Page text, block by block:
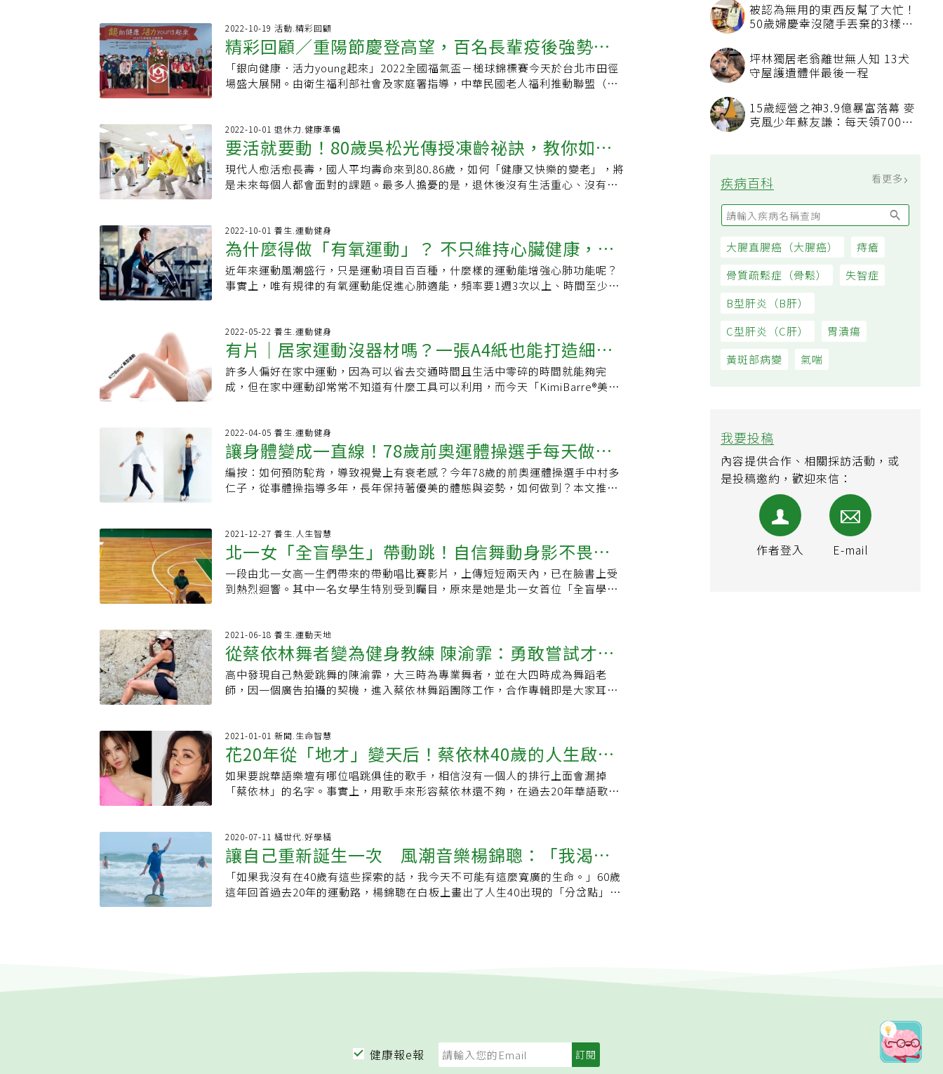
被認為無用的東西反幫了大忙！
50歲婦慶幸沒隨手丟棄的3樣物
坪林獨居老翁離世無人知 13犬
守屋護遺體伴最後一程
15歲經營之神3.9億暴富落幕 麥
克風少年蘇友謙：每天領700元
疾病百科 看更多
大腸直腸癌（大腸癌）
痔瘡
骨質疏鬆症（骨鬆）
失智症
B型肝炎（B肝）
C型肝炎（C肝）
胃潰瘍
黃斑部病變
氣喘
我要投稿
內容提供合作、相關採訪活動，或
是投稿邀約，歡迎來信：
作者登入 E-mail
動，產生自在快樂的氣氛，也開始感染了其他的人。主要照顧者看見了病童舞動
時的笑容與自在的肢體，心中的壓力放鬆許多，有時會靜靜地欣賞著，有時還會
跟病童一起共舞，他們看見了彼此此時此刻的笑容，明明剛剛還在因吃藥而互相
生氣中。有時孩子舞動時，醫生、護理長或護理人員剛好進來，也都會先欣賞一
賣力更起勁，好像他們站在同一陣線上做一樣的事，因為看見了不一樣的彼此，
共同創造了短暫共舞的片刻。舞蹈動作治療師在醫院陪伴孩子一定都在跳舞嗎？
其實也不一定，我們常常也都只是陪伴孩子感受當下的身體，給予回應。當孩子
麻藥還沒完全退時，大家的反應都不太一樣，有的會像喝醉酒想要吐，治療師就
會輕撫病童的背部，慢慢的調整呼吸，吸與吐之間也有肢體的律動，有的孩子躺
有時還會像實況轉播員一樣，現場轉述醫療行為進行到哪裡，因為有的孩子不敢
看又想了解。舞蹈動作治療師在醫院總是在想著，如何讓病童改變焦慮不安擔心
的心情，即便只是短短片刻的快樂也是極為珍貴。在小小的空間（病床）創造大
大的舞台，是舞蹈動作治療師的夢想。責任編輯：吳依凡
金會成立卅周年，更是追憶與感恩的音樂之旅。歡迎所有喜愛音樂的朋友參加，
無論您是否曾認識過張昭鼎先生，都歡迎您前來共同欣賞，享受愉快的秋日午
後。●【奉獻．懷念】張昭鼎紀念基金會成立卅週年紀念音樂會時間：9月17日
14：30開場地點：國立新竹高中演藝廳索票方式1.現場索票：國立新竹高中警衛
室2.來信索票：cctmf1994@gmail.com
奏揭開序幕，並由獲得傳藝金曲獎的三個人樂團演唱台灣民謠《土地與愛的連
結》，以及獲得韓國首爾國際舞蹈比賽特別獎的希舞集聚舞蹈劇場帶來舞蹈、人
聲演唱與大提琴演奏的跨域結合。壓軸則是邀請榮獲金曲獎特別貢獻獎的台灣股
王黃瑞豐、鋼琴家蔡佩真、Bass演奏家金木義則的爵士古典三重奏，加上長笛林
《Desafio》，超洗腦的重節拍曲風，讓人一聽就忍不住手舞足蹈。而舞步總共五
種是由潘若迪老師編排。有別於一般運動，五種舞步的動作簡單並不難，任何人
都能跟著跳！全部舞步在影片中會重複三遍，不用擔心學不起來。而且有潘若迪
老師和六位教練們陪伴你一起跳，氣氛熱鬧歡樂，讓人感到有趣又開心，一個人
做運動不再感到無聊枯燥。有氧舞蹈能夠快速燃燒脂肪、強化心肺功能，不管你
惱人的贅肉！原始影片潘若迪_Funky Dance YT潘若迪_Funky Dance FB潘若迪
_Funky Dance IG延伸閱讀股四頭肌這樣鍛鍊，讓妳瘦下半身又勻稱結實減肥中
朋友卻相揪聚餐？營養師教你掌握這四點放心吃！｢有肌勵｣是女性專屬健身夥
伴，提供健身資訊、健康方法，更提供滿滿的鼓勵和正能量，給女性肌力，也給
https://www.instagram.com/udnGpower社團：女性專屬|健身的我超美
2022-10-19 活動.精彩回顧
精彩回顧／重陽節慶登高望，百名長輩疫後強勢回
歸
「銀向健康．活力young起來」2022全國福氣盃－槌球錦標賽今天於台北市田徑
場盛大展開。由衛生福利部社會及家庭署指導，中華民國老人福利推動聯盟（老
「創意走秀」，包含來自屏東的黑鮪魚元素，台東、花蓮的原住民舞蹈及新竹的
客家歌曲等多項特色演出，一展不同地區的特色民俗與文化風華，現場共計420人
齊聚球場，不只切磋球技，更不畏風雨為舞台展現疫情後最活耀的長青元氣。老
盟理事長吳清同表示，活動因疫情歷經一年停擺，今天終於再度繼2020全國福氣
盃賽後，重新將專屬高齡長者的一大運動盛事搬回舞台。更特別邀請新北市永和
氣蓬勃，不僅有25位80歲以上的資深銀髮球員齊聚一堂，還有４位錦標賽的銀髮
活力大使，分別為來自新北的林招財(95歲)、王慶雲(92歲)、宜蘭的張添丁(94歲)
以及南投的謝宗熙(90歲)，受邀與現場的嘉賓們一同以推擊槌球的方式揭開活動
的序幕。擔任開幕致詞貴賓，也是衛生福利部社會及家庭署副署長李臨鳳說，長
更帶出老盟與衛生福利部共同舉辦活動的初衷，亦即期望在快速進入超高齡的台
灣社會中，可以藉由此活動，透過「肌力、智力、美力」的競技與交流，讓長輩
可以擁有伸展的舞台以及自由揮灑的第二青春；現場嘉賓立委吳玉琴、臺北市體
育局副局長蔡培林也指出，大家應朝向「活躍老化、延緩失能」的目標共同努
力，將台灣打造為一個活躍老化、高齡友善的好所在。
2022-10-01 退休力.健康準備
要活就要動！80歲吳松光傳授凍齡祕訣，教你如何
健康又快樂的變老
現代人愈活愈長壽，國人平均壽命來到80.86歲，如何「健康又快樂的變老」，將
是未來每個人都會面對的課題。最多人擔憂的是，退休後沒有生活重心、沒有運
收穫了在國際舞蹈年會的經驗，讓人生下半場更添光彩。70歲學「動身體」 10年
不中斷退休將近25年的吳松光，精神奕奕的神情，看不出來已是80歲的年紀，每
周固定健行、上律動課、到菜園中整理農務，行程堪比上班族還忙碌。許多人問
他為何能看起來如此神采飛揚，他都會開心笑說，70歲第一次到雲門教室上課，
開啟他人生新的一頁。吳松光分享，70歲後有感於身體慢慢變老，平時在朋友的
什麼叫「動身體」，包括伸展、有氧、核心、呼吸、平衡等基礎運動。他坦言，
以前根本沒有活動身體的意識，多半是健走、登山的局部活動，在上課後才了解
到將身體打開的感覺，透過課程中的活動設計，真正的運動到全身肌群，上完課
後感受到身心舒暢，肌力也有明顯改善，更能自信的展現肢體。也因此，他已經
生，更讓他在國際舞台上留下美好回憶。透過雲門教室，2018年吳松光與其他4
位平均年齡逾70歲的學員和15位青少年，一起登上在澳洲舉辦的國際舞蹈年會，
透過舞蹈律動，不僅收穫了健康，更為心靈帶來充實的養分。「要活就要動，我
會持續舞動身體」，對80歲的吳松光來說，律動已經是每天生活不可或缺的一部
分，讓他從中找到身心空間的平衡。你也想為自己的身體，找到最舒服的運動方
2022-10-01 養生.運動健身
為什麼得做「有氧運動」？ 不只維持心臟健康，還
有這些好處
近年來運動風潮盛行，只是運動項目百百種，什麼樣的運動能增強心肺功能呢？
事實上，唯有規律的有氧運動能促進心肺適能，頻率要1週3次以上、時間至少30
其他2種運動最大差異在於，心跳會加快鍛鍊到心肺功能，同時促進血液循環。加
上有氧運動時會喘代表氧氣輸送量多，可增強心、肺、血管功能。對於本來沒有
運動習慣的民眾，剛開始運動時總覺得上氣不接下氣，甚至懷疑自己是不是心肺
功能有問題。聯安預防醫學機構心臟血管內科主任施奕仲醫師建議，若有疑慮可
以先去釐清自己的心肺狀況，心臟、肺臟功能都有1套標準化檢查，包含以下項
心血管功能是有效率的。▸肺功能檢查：了解肺臟通氣換氣功能、以及肺泡氧氣與
二氧化碳的交換功能。運動需要漸進式！ 如何評估運動強度？藉由上述心肺檢查
後就可以評估個人「最大攝氧量」，若檢查數值沒問題的話，就別再有藉口說自
己無法運動！施奕仲建議，可採取漸進式增加運動時間和運動強度，提升自己的
據國健署的運動指引，想改善心肺耐力，運動時心跳率應達最大心跳率 60 ％以
上，達到稍微流汗並自覺有點喘又不會太喘的狀態。施奕仲提供民眾可以簡易預
估最大心跳率的方法，即是使用公式：「220－年齡」來計算。例如 70 歲就是
（220−70） =150次／每分鐘；20 歲者就是（220−20） = 200次／每分鐘。得出
的數值就是最大運動心率速，再來選擇以下強度進行換算。▸低強度：代表達到
心跳率為 200 次／每分鐘，嘗試中強度運動時心跳至少每分鐘 120 下才算是有運
動到，千萬別以為在公園散步3小時就是運動，因為散步並不會加快心跳，建議選
擇像是慢跑、騎腳踏車、游泳、有氧舞蹈等運動。有氧運動3大原則 適量持續才
有益健康有氧運動對心肺功能、心血管疾病有一定的幫助。民眾進行有氧運動
慢增加時間，從慢跑5分鐘加長到15分鐘，最後再到30分鐘，若能跑超過30分
鐘，再將跑的速度加快，增加運動強度。有氧運動對血管僵硬的問題也有改善，
提醒有三高、曾裝過支架的民眾，更要訓練心肺能力，除非已經是高齡75歲以
上、本身有心臟衰竭病史，在劇烈有氧運動下確實有風險。另外，運動過猶不
及，時間適當就好不要太長，像是耐力型訓練跑馬拉松反而對健康有害。若進行
2022-05-22 養生.運動健身
有片｜居家運動沒器材嗎？一張A4紙也能打造細
腿！
許多人偏好在家中運動，因為可以省去交通時間且生活中零碎的時間就能夠完
成，但在家中運動卻常常不知道有什麼工具可以利用，而今天「KimiBarre®美型
組只需要兩分鐘，卻讓KIMIKO老師直言大家會撐不完兩分鐘，一起來看看今天
的運動怎麼做吧！首先拿出一張人人的有的Ａ4紙，準備一張椅子後坐下，將A4
紙夾在膝蓋內側後，夾屁股，縮肚子！要注意過度頂腰會造成肋骨外開和聳肩，
確認動作沒錯後將身體前傾，記得口訣：「肚子再吸，屁股再夾！」這個口訣可
以讓你超有感打造纖細美腿。這個美型運動沒有大家想像中簡單，動作一定要正
師學習，一起撐兩分鐘！另外還有兩組同樣精實的居家美型運動，一起點開影片
動起來。想了解更多關於美型運動的動作嗎？快上「有肌勵」與「KimiBarre」粉
絲專頁按讚追蹤，一起居家雕塑線條，打造纖細美腿！關於《KimiBarre®美型運
動》能輕鬆跨出舞蹈般的平衡穩定，才是真正的日常美型。KimiBarre®是專在小
每天抬頭挺胸！超有效率！10分鐘燃脂訓練擁有完美體態｢有肌勵｣是女性專屬健
身夥伴，提供健身資訊、健康方法，更提供滿滿的鼓勵和正能量，給女性肌力，
也給女性激勵，讓姐妹們的健身路上，不孤單！YT：有肌勵
https://pse.is/UYA9XFb：https://www.facebook.com/udnGpowerIG：
https://www.instagram.com/udnGpower社團：女性專屬|健身的我超美
2022-04-05 養生.運動健身
讓身體變成一直線！78歲前奧運體操選手每天做這
個動作預防骨幹變老
編按：如何預防駝背，導致視覺上有衰老感？今年78歲的前奧運體操選手中村多
仁子，從事體操指導多年，長年保持著優美的體態與姿勢，如何做到？本文推薦
以避免，骨骼與肌肉也會因此產生變化，因此如果沒有特別在日常生活中留意姿
勢，骨幹就很容易隨著年紀逐漸而衰老，整個人也容易看起來缺乏精神。那麼，
她是如何留意保養自己的體態？中村多仁子說，首先每天早上她起床之後，會先
在床上，一邊深呼吸，一邊緩緩地伸展雙手雙腳，並轉動腰背部位，讓筋骨經過
一晚的睡眠後得以活絡。「30歲多的時候我開始練瑜珈，也學習呼吸法和冥想。
態，短則20分鐘、長則進行一小時。」不少瑜珈動作強調意識骨盆底肌，並配合
呼吸進行，在做動作的時候，一邊呼吸提肛縮小腹，想像內臟往上提拉的感覺。
由於骨盆底肌連接著腹肌與背肌，若可以改善它的歪斜或鬆弛，就可以讓小腹收
緊、減少駝背的現象。生活中時時留意腰腹背狀態 養成端正姿勢的習慣此外，中
常生活中會做的動作所佔的時間和頻率更高，所以若能多加注意，就能看到明顯
效果。像是在廚房做菜、掃除，或是拿取物品的時候，如果可以留意小腹有沒有
突出或是有沒有駝背，久而久之，就能養成保持端正姿勢的習慣。她也分享，在
做家事的空檔，會隨時做一些簡單上的動作舒展筋骨：像是兩手在背後交握後往
上拉抬，這個動作可以活動到平常很少使用的肩部及背部肌肉，每天做，久而久
將雙手往上抬，慢慢用10秒左右抬高到自己的極限。習慣了之後可以慢慢增加上
抬的幅度。2. 完成1的動作後，雙手手掌朝向地面，同樣伸展約10秒。77歲開始
跳社交舞 讓身體到老都優美擔任體操選手以及指導教練有60年以上資歷的中村多
仁子，在專業上追求美麗的姿勢和動作，但也曾經因為天生的股關節習慣性脫
「我不禁想：真希望我到了這個年紀的時候，也能和她一樣美。」不久前，她還
在。無論是體態或是健康的養成，每天的日積月累、以及養成規律的習慣就是關
鍵。每天在日常生活中多加留意，並且適度練習伸展動作，一定能感受到效果和
2021-12-27 養生.人生智慧
北一女「全盲學生」帶動跳！自信舞動身影不畏懼
萬人紅了眼眶
一段由北一女高一生們帶來的帶動唱比賽影片，上傳短短兩天內，已在臉書上受
到熱烈迴響。其中一名女學生特別受到矚目，原來是她是北一女首位「全盲學
中可見在音樂響起前，一位女學生在同學們的協助下站至定位，接著以雙手丈量
著前後左右的距離，腳步卻不曾遲疑。會長向她解釋，原來這位女同學叫林立
翧，是北一女有史以來第一位「全盲學生」。王蘭芬形容，「她面向觀眾的雙眼
像全世界最深的湖，極度平靜」，無論動作多麼困難，跳躍、擺手、轉身都做得
充滿節奏感又到位，且女孩們整齊劃一的口號，正是立翧幫忙想的──「七彩的
場時同學們高速帶著她衝刺退場，立翧也絲毫沒有害怕，堅定地說道，「不會
（害怕），因為我信任我的同學」。林媽媽表示，這是立翧有生以來第一次參加
這麼大型的舞蹈比賽，「為了這次表演，在學校練、回家也練，做功課的休息時
間還在練」，親眼看到立翧舞動的身影，內心真的非常感動。
2021-06-18 養生.運動天地
從蔡依林舞者變為健身教練 陳渝霏：勇敢嘗試才能
看見改變
高中發現自己熱愛跳舞的陳渝霏，大三時為專業舞者，並在大四時成為舞蹈老
師，因一個廣告拍攝的契機，進入蔡依林舞蹈團隊工作，合作專輯即是大家耳熟
健身社群「有肌勵」的採訪，分享她幾十年的習舞經驗，以及成為健身教練後帶
來的轉變。由於團隊講求高品質、高水準，即使排練次數與其他團隊相比並不
多，卻也能完美演出，因為每位成員都極富責任與榮耀感，在排練前早已做好萬
全準備，進入蔡依林舞團的陳渝霏一刻也不能閒。這樣的完美精神讓陳渝霏倍感
壓力，因為一開始無法跟上前輩們的腳步所以時常出錯，每當演出結束後不是慶
對極高壓、緊繃的環境，陳渝霏挫折感洶湧來襲，自認能力不足的她付出更多努
力練習再練習，為的就是能與前輩的能力和表演感匹配。回想起這份特別的經
歷，陳渝霏表示那時候的壓力與挫折感不是一般表演工作可以比擬的，但也因為
這份工作所要求的完美精神，如今才能綻放自信笑容，成就更好的她，同時也感
更好的舞者。撕下別人所貼的標籤別人總說運動的人「頭腦簡單、四肢發達」，
身影音放在Youtube，鼓勵觀看者帶著全家大小動起來，達到全民運動的效果。
透過「有肌勵」，陳渝霏想要鼓勵更多人：運動不只強健身體，也能從中探索自
2021-01-01 新聞.生命智慧
花20年從「地才」變天后！蔡依林40歲的人生啟
示：用一輩子演示「不滿足」的精神
如果要說華語樂壇有哪位唱跳俱佳的歌手，相信沒有一個人的排行上面會漏掉
「蔡依林」的名字。事實上，用歌手來形容蔡依林還不夠，在過去20年華語歌壇
看齊，但憑藉絕不放棄的精神，最終卻可以贏過天才。「四十」是否真的「不
惑」？ 蔡依林：反而更多疑惑！2020這年，蔡依林40歲了，這是一個令人難以想
像的年齡，從〈看我七十二變〉到〈舞孃〉，蔡依林在MV中青澀的臉龐還留在我
們腦海中，現實卻已成了一位年近「四十不惑」的女人，到了40歲真的就「不
惑」了嗎？蔡依林倒不這麼認為，「本來沒有覺得數字在我身上有太大的感覺，
視思考。將舊我摧毀之後，重新拼貼整合，反而會有一個新的成長開始。」她接
現在蔡依林的40歲後，其實蔡依林一生都在為我們演示「不滿足」的堅持，即使
地位已經稱霸華語歌壇，蔡依林卻不曾停下腳步，在表演的形式上以及舞蹈的展
2020-07-11 橘世代.好學橘
讓自己重新誕生一次 風潮音樂楊錦聰：「我渴望
80歲時站上伸展台。」
「如果我沒有在40歲有這些探索的話，我今天不可能有這麼寬廣的生命。」60歲
這年回首過去20年的運動路，楊錦聰在白板上畫出了人生40出現的「分岔點」，
是風潮音樂老闆，我建立了它，大家都很肯定。』所以當公司倒了，我什麼人都
不是。」曾經紛亂、曲折的歧路小徑，而今回頭望，成了道路清晰的人生花園。
未來20年的人生想像，他秀出一張同事們幫他合成的照片，是個體態精實的老先
生，換上楊錦聰的臉：「我渴望80歲時站在伸展台上。」他想像自己走起路來是
健康報e報